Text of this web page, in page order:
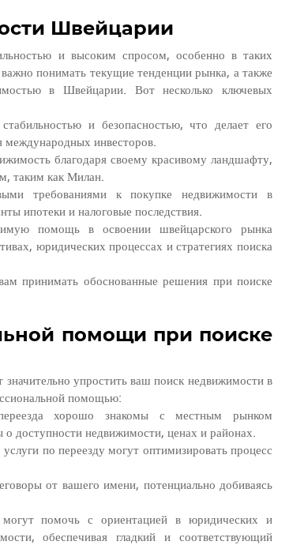
Швейцарии
и высоким спросом, особенно в таких
понимать текущие тенденции рынка, а также
в Швейцарии. Вот несколько ключевых
и безопасностью, что делает его
международных инвесторов.
благодаря своему красивому ландшафту,
таким как Милан.
требованиями к покупке недвижимости в
ипотеки и налоговые последствия.
помощь в освоении швейцарского рынка
юридических процессах и стратегиях поиска
принимать обоснованные решения при поиске
помощи при поиске
упростить ваш поиск недвижимости в
помощью:
хорошо знакомы с местным рынком
доступности недвижимости, ценах и районах.
по переезду могут оптимизировать процесс
от вашего имени, потенциально добиваясь
помочь с ориентацией в юридических и
обеспечивая гладкий и соответствующий